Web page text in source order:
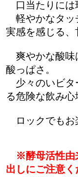
口当たりには
軽やかなタッ
実感を感じる
爽やかな酸味
酸っぱさ。
少々のいビタ
る危険な飲み心
ロックでもお
※酵母活性由
出しにご注意く